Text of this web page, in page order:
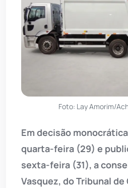
Foto: Lay Amorim/
Em decisão
quarta-feira (29) e
sexta-feira (31), a
Vasquez, do Tribunal